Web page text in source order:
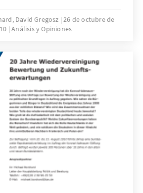
Gewerkschaften und
zu verdanken. Ihr
für die deutsche
Was sind die Besonderheiten
Modells und welche
müssen bewältigt
konstitutives Prinzip der
fortzuentwickeln?
David Gregosz 26 de octubre de
Análisis y Opiniones